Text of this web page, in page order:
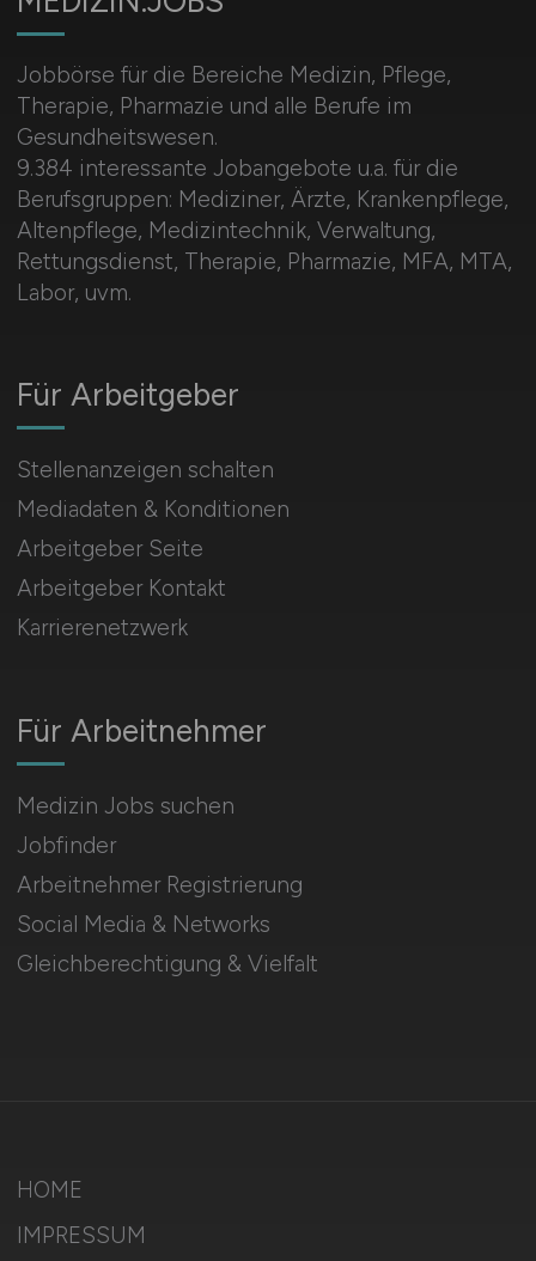
Jobbörse für die Bereiche Medizin, Pflege,
Therapie, Pharmazie und alle Berufe im
Gesundheitswesen.
9.384 interessante Jobangebote u.a. für die
Berufsgruppen: Mediziner, Ärzte, Krankenpflege,
Altenpflege, Medizintechnik, Verwaltung,
Rettungsdienst, Therapie, Pharmazie, MFA, MTA,
Labor, uvm.
Für Arbeitnehmer
Medizin Jobs suchen
Jobfinder
Arbeitnehmer Registrierung
Social Media & Networks
Gleichberechtigung & Vielfalt
Für Arbeitgeber
Stellenanzeigen schalten
Mediadaten & Konditionen
Arbeitgeber Seite
Arbeitgeber Kontakt
Karrierenetzwerk
HOME
IMPRESSUM